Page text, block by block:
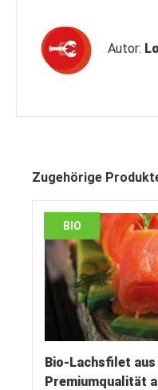
Autor:
Zugehörige
BIO
Bio-Lachsfilet aus
Premiumqualität